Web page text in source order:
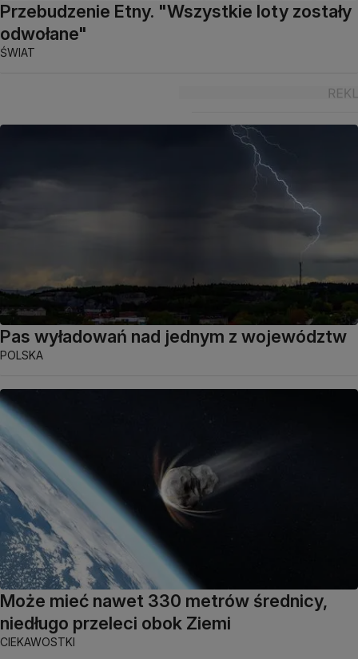
Przebudzenie Etny. "Wszystkie loty zostały
odwołane"
ŚWIAT
Pas wyładowań nad jednym z województw
POLSKA
Może mieć nawet 330 metrów średnicy,
niedługo przeleci obok Ziemi
CIEKAWOSTKI